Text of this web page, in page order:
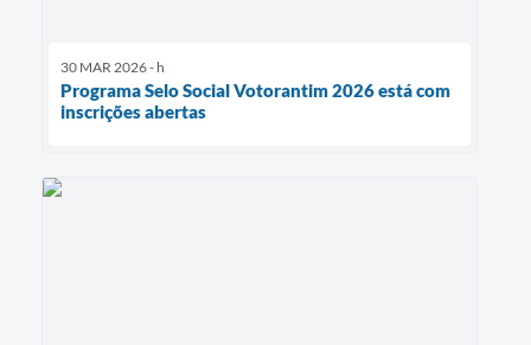
30 MAR 2026 - h
Programa Selo Social Votorantim 2026 está com
inscrições abertas